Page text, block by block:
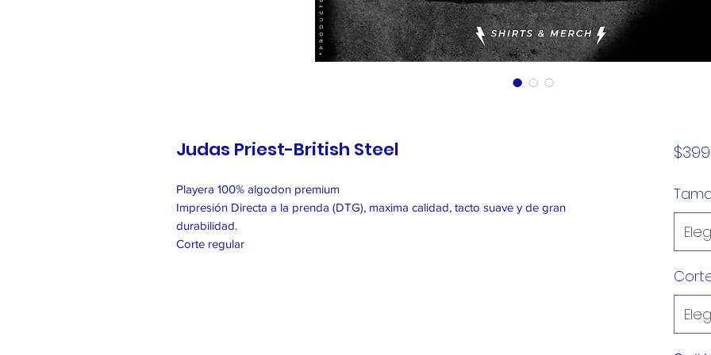
Judas Priest-British Steel
Playera 100% algodon premium
Impresión Directa a la prenda (DTG), maxima calidad, tacto suave y de gran
durabilidad.
Corte regular